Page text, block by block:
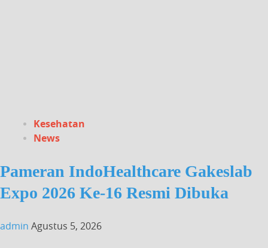
Kesehatan
News
Pameran IndoHealthcare Gakeslab
Expo 2026 Ke-16 Resmi Dibuka
admin Agustus 5, 2026